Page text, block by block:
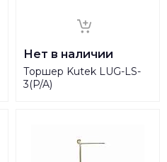
Нет в наличии
Торшер Kutek LUG-LS-
3(P/A)